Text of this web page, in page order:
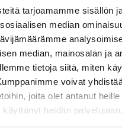
tarjoamamme sisällön
median
median, mainosalan ja
tietoja siitä, miten
voivat
joita olet antanut
heidän palvelujaan.
Osta & Nouda
ja nouda tavaratalosta jo 2 tunnin